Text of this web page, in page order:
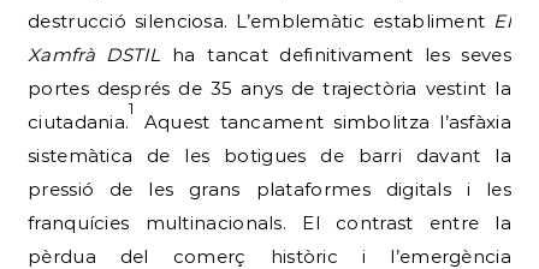
destrucció silenciosa. L’emblemàtic establiment El
Xamfrà DSTIL ha tancat definitivament les seves
portes després de 35 anys de trajectòria vestint la
ciutadania.
1
Aquest tancament simbolitza l’asfàxia
sistemàtica de les botigues de barri davant la
pressió de les grans plataformes digitals i les
franquícies multinacionals. El contrast entre la
pèrdua del comerç històric i l’emergència